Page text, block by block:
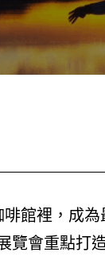
館裡，成為
覽會重點打